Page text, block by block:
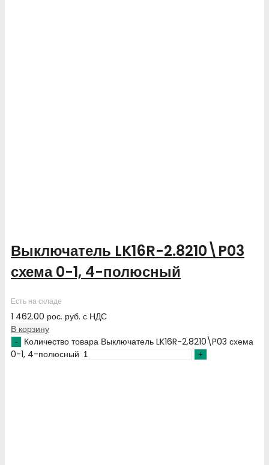
Выключатель LK16R-2.8210\P03
схема 0-1, 4-полюсный
Есть на складе
1 462.00 рос. руб. с НДС
В корзину
Количество товара Выключатель LK16R-2.8210\P03 схема
0-1, 4-полюсный